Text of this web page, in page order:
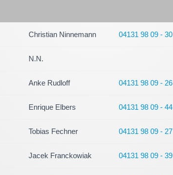
Christian Ninnemann 04131 98 09 - 30
N.N.
Anke Rudloff 04131 98 09 - 26
Enrique Elbers 04131 98 09 - 44
Tobias Fechner 04131 98 09 - 27
Jacek Franckowiak 04131 98 09 - 39